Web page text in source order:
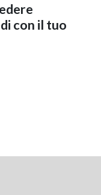
con il tuo